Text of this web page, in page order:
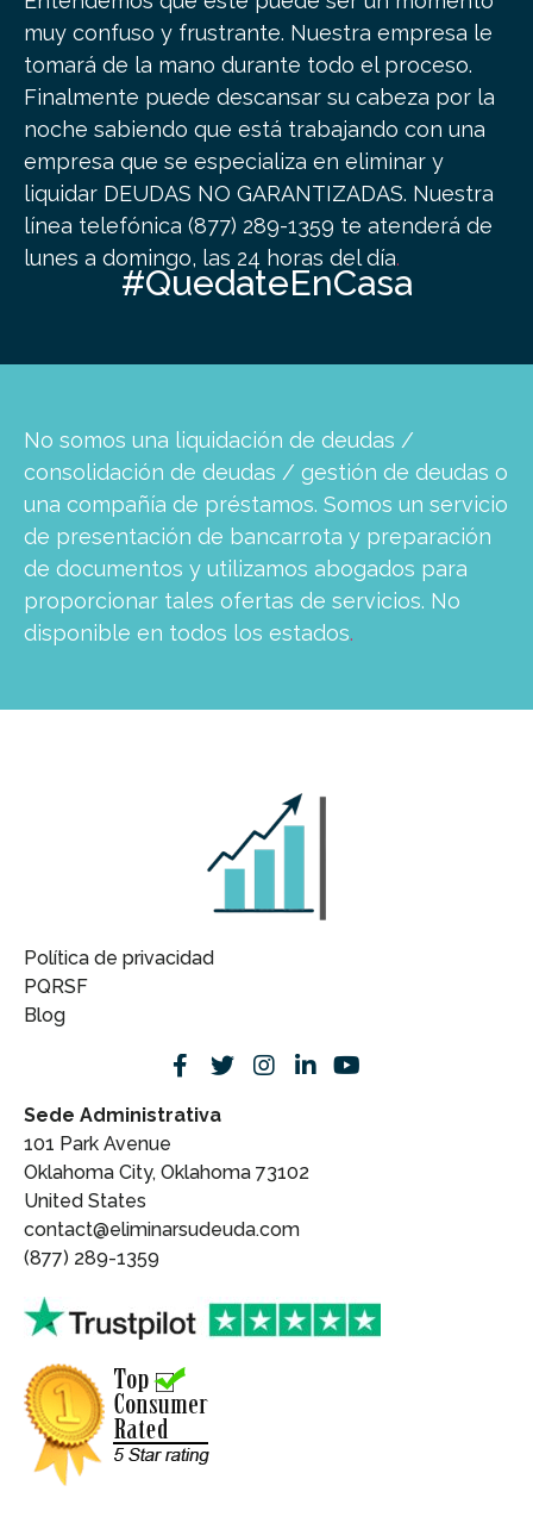
muy confuso y frustrante. Nuestra empresa le
tomará de la mano durante todo el proceso.
Finalmente puede descansar su cabeza por la
noche sabiendo que está trabajando con una
empresa que se especializa en eliminar y
liquidar DEUDAS NO GARANTIZADAS. Nuestra
línea telefónica (877) 289-1359 te atenderá de
lunes a domingo, las 24 horas del día.
#QuedateEnCasa
No somos una liquidación de deudas /
consolidación de deudas / gestión de deudas o
una compañía de préstamos. Somos un servicio
de presentación de bancarrota y preparación
de documentos y utilizamos abogados para
proporcionar tales ofertas de servicios. No
disponible en todos los estados.
Política de privacidad
PQRSF
Blog
Sede Administrativa
101 Park Avenue
Oklahoma City, Oklahoma 73102
United States
contact@eliminarsudeuda.com
(877) 289-1359